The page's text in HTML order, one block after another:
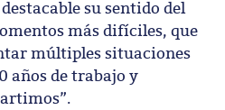
su sentido del
más difíciles, que
múltiples situaciones
años de trabajo y